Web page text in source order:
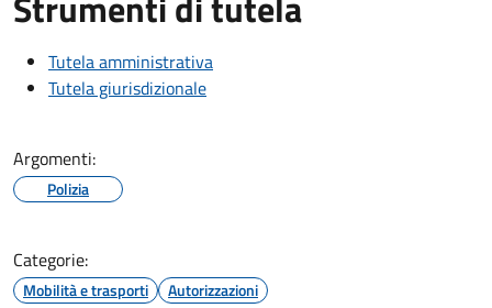
Tutela amministrativa
Tutela giurisdizionale
Argomenti:
Polizia
Categorie:
Mobilità e trasporti Autorizzazioni